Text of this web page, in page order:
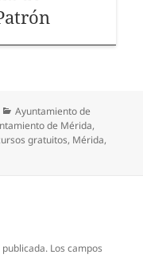
Categorías
Ayuntamiento de
de Mérida,
gratuitos, Mérida,
Los campos